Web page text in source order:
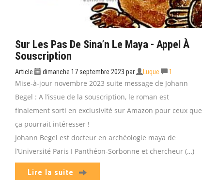
Sur Les Pas De Sina’n Le Maya - Appel À
Souscription
Article dimanche 17 septembre 2023 par Luque 1
Mise-à-jour novembre 2023 suite message de Johann
Begel : A l’issue de la souscription, le roman est
finalement sorti en exclusivité sur Amazon pour ceux que
ça pourrait intéresser !
Johann Begel est docteur en archéologie maya de
l’Université Paris I Panthéon-Sorbonne et chercheur (…)
Lire la suite